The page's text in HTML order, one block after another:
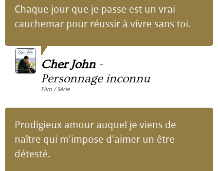
Chaque jour que je passe est un vrai
cauchemar pour réussir à vivre sans toi.
Cher John-
Personnage inconnu
Film / Série
Prodigieux amour auquel je viens de
naître qui m'impose d'aimer un être
détesté.